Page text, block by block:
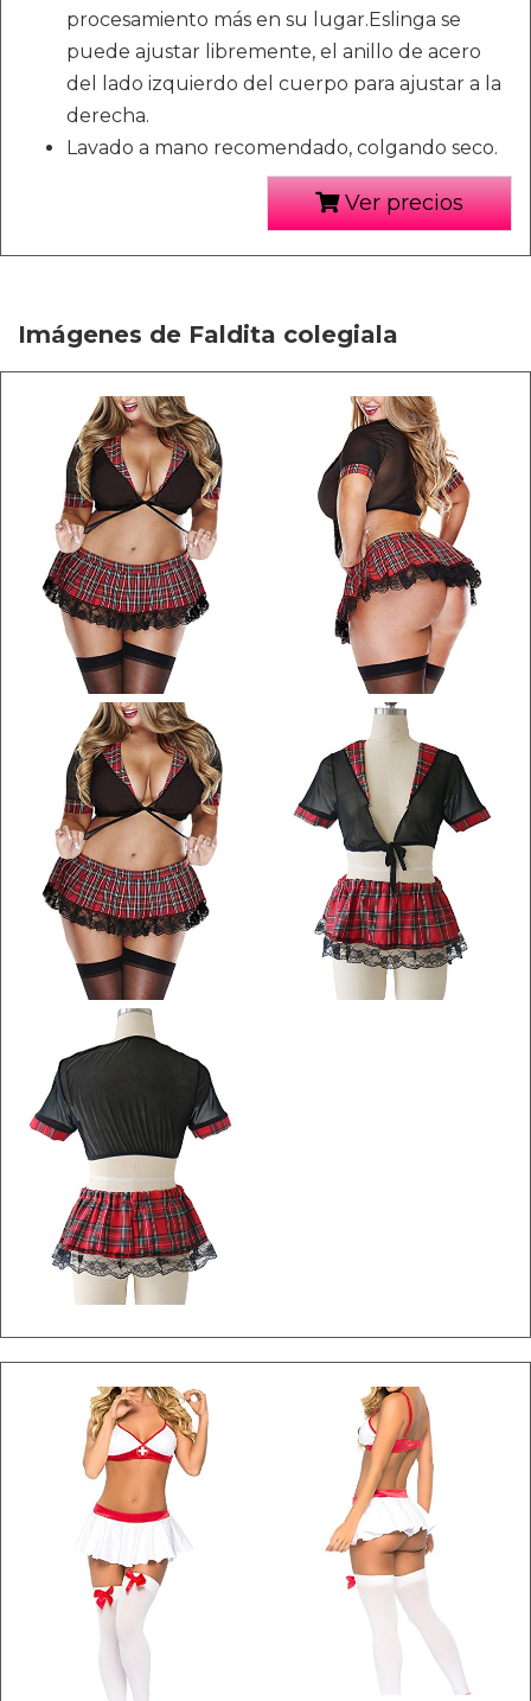
procesamiento más en su lugar.Eslinga se
puede ajustar libremente, el anillo de acero
del lado izquierdo del cuerpo para ajustar a la
derecha.
Lavado a mano recomendado, colgando seco.
Ver precios
Imágenes de Faldita colegiala